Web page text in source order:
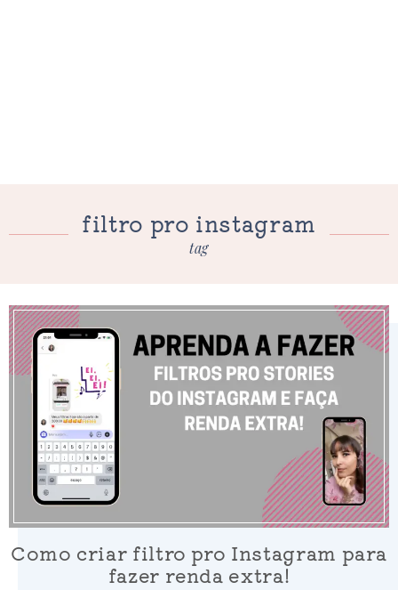
filtro pro instagram
tag
Como criar filtro pro Instagram para
fazer renda extra!